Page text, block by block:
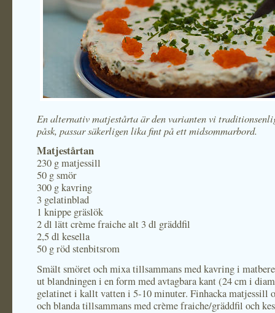
En alternativ matjestårta är den varianten vi
påsk, passar säkerligen lika fint på ett midsommarbord.
Matjestårtan
230 g matjessill
50 g smör
300 g kavring
3 gelatinblad
1 knippe gräslök
2 dl lätt crème fraiche alt 3 dl gräddfil
2,5 dl kesella
50 g röd stenbitsrom
Smält smöret och mixa tillsammans med kavring i
ut blandningen i en form med avtagbara kant (24 cm i
gelatinet i kallt vatten i 5-10 minuter. Finhacka matjessill
och blanda tillsammans med crème fraiche/gräddfil och